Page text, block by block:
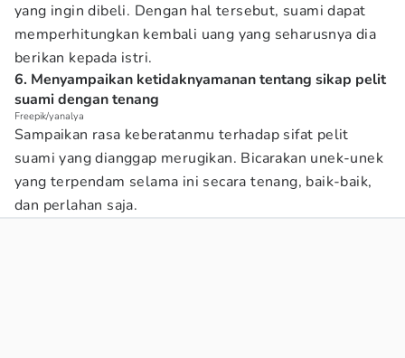
yang ingin dibeli. Dengan hal tersebut, suami dapat
memperhitungkan kembali uang yang seharusnya dia
berikan kepada istri.
6. Menyampaikan ketidaknyamanan tentang sikap pelit
suami dengan tenang
Freepik/yanalya
Sampaikan rasa keberatanmu terhadap sifat pelit
suami yang dianggap merugikan. Bicarakan unek-unek
yang terpendam selama ini secara tenang, baik-baik,
dan perlahan saja.